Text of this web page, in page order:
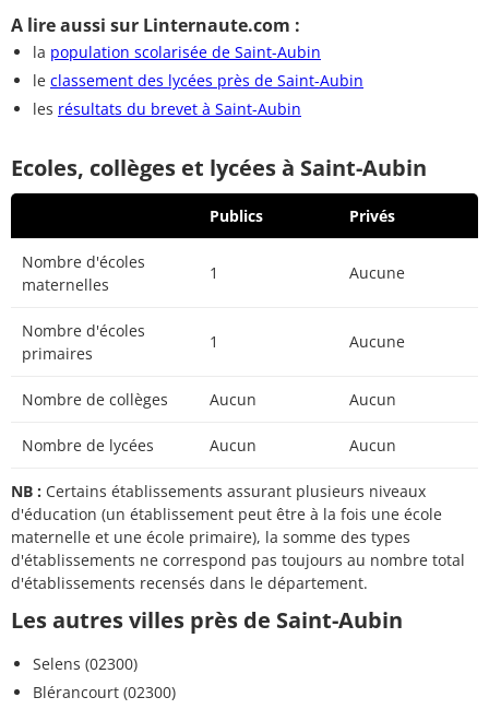
A lire aussi sur Linternaute.com :
la population scolarisée de Saint-Aubin
le classement des lycées près de Saint-Aubin
les résultats du brevet à Saint-Aubin
Ecoles, collèges et lycées à Saint-Aubin
Publics Privés
Nombre d'écoles
maternelles
1 Aucune
Nombre d'écoles
primaires
1 Aucune
Nombre de collèges Aucun Aucun
Nombre de lycées Aucun Aucun
NB : Certains établissements assurant plusieurs niveaux
d'éducation (un établissement peut être à la fois une école
maternelle et une école primaire), la somme des types
d'établissements ne correspond pas toujours au nombre total
d'établissements recensés dans le département.
Les autres villes près de Saint-Aubin
Selens (02300)
Blérancourt (02300)